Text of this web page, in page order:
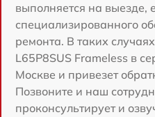
выполняется на выезде,
специализированного
ремонта. В таких
L65P8SUS Frameless в
Москве и привезет
Позвоните и наш
проконсультирует и